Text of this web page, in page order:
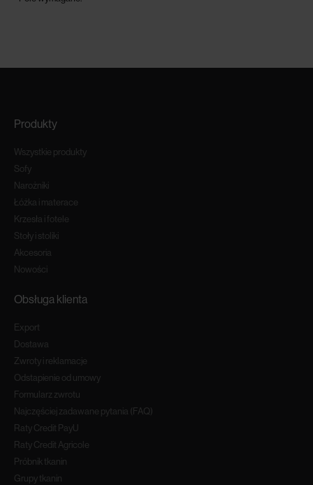
Produkty
Wszystkie produkty
Sofy
Narożniki
Łóżka i materace
Krzesła i fotele
Stoły i stoliki
Akcesoria
Nowości
Obsługa klienta
Export
Dostawa
Zwroty i reklamacje
Odstapienie od umowy
Formularz zwrotu
Najczęściej zadawane pytania (FAQ)
Raty Credit PayU
Raty Credit Agricole
Próbnik tkanin
Grupy tkanin